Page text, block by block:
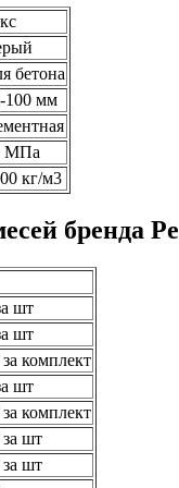
бетона
100 мм
МПа
кг/м3
бренда
шт
шт
комплект
шт
комплект
шт
шт